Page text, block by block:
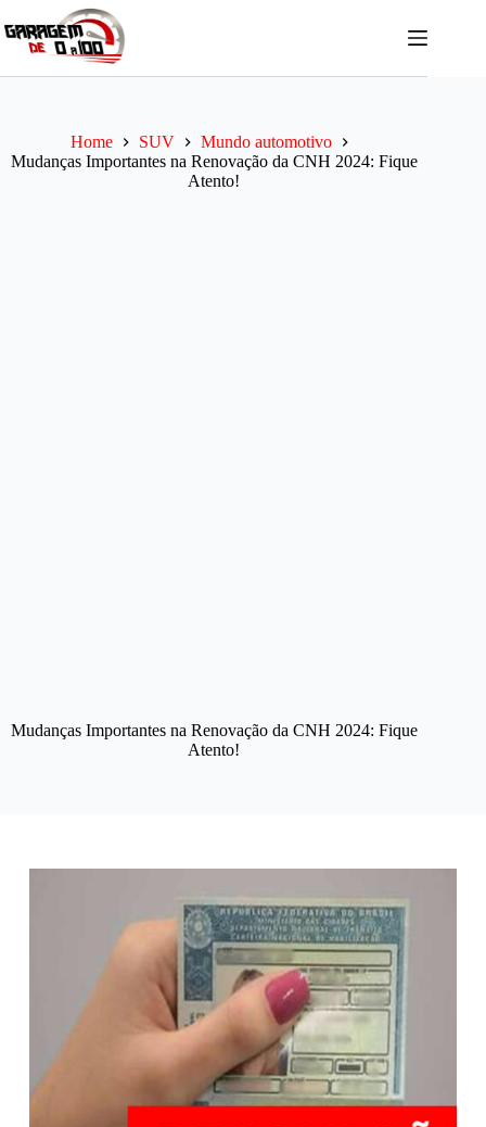
para
Home SUV
Mundo automotivo
Mudanças Importantes na Renovação da CNH 2024: Fique
Atento!
Mudanças Importantes na Renovação da CNH 2024: Fique
Atento!